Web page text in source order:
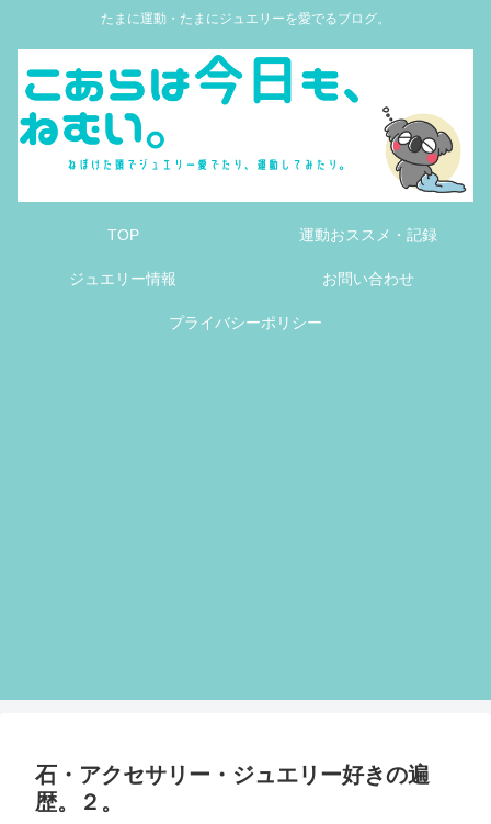
たまに運動・たまにジュエリーを愛でるブログ。
TOP 運動おススメ・記録
ジュエリー情報 お問い合わせ
プライバシーポリシー
石・アクセサリー・ジュエリー好きの遍
歴。２。